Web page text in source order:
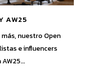
AW25
nuestro Open
e influencers